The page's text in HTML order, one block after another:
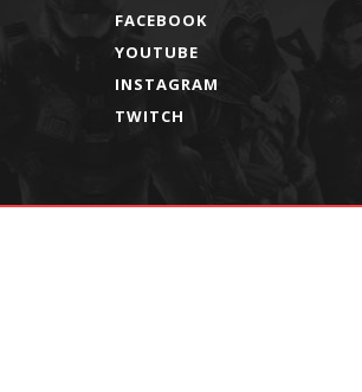
FACEBOOK
YOUTUBE
INSTAGRAM
TWITCH